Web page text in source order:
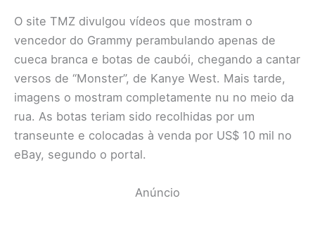
O site TMZ divulgou vídeos que mostram o
vencedor do Grammy perambulando apenas de
cueca branca e botas de caubói, chegando a cantar
versos de “Monster”, de Kanye West. Mais tarde,
imagens o mostram completamente nu no meio da
rua. As botas teriam sido recolhidas por um
transeunte e colocadas à venda por US$ 10 mil no
eBay, segundo o portal.
Anúncio